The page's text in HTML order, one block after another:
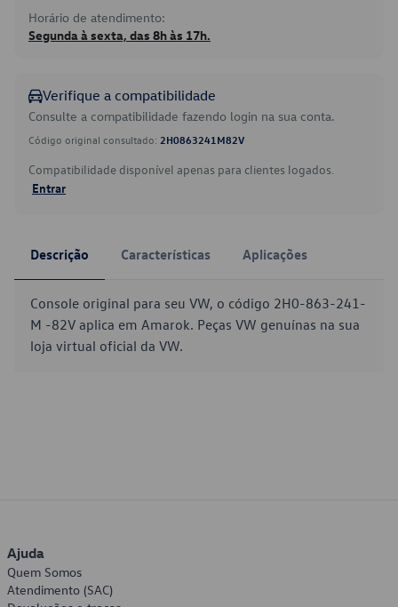
Horário de atendimento:
Segunda à sexta, das 8h às 17h.
Verifique a compatibilidade
Consulte a compatibilidade fazendo login na sua conta.
Código original consultado: 2H0863241M82V
Compatibilidade disponível apenas para clientes logados.
Entrar
Descrição Características Aplicações
Console original para seu VW, o código 2H0-863-241-
M -82V aplica em Amarok. Peças VW genuínas na sua
loja virtual oficial da VW.
Ajuda
Quem Somos
Atendimento (SAC)